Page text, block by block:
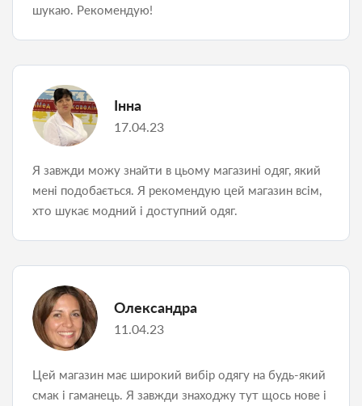
шукаю. Рекомендую!
Інна
17.04.23
Я завжди можу знайти в цьому магазині одяг, який
мені подобається. Я рекомендую цей магазин всім,
хто шукає модний і доступний одяг.
Олександра
11.04.23
Цей магазин має широкий вибір одягу на будь-який
смак і гаманець. Я завжди знаходжу тут щось нове і